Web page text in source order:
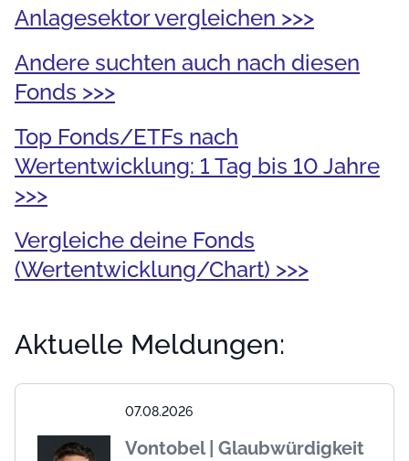
Anlagesektor vergleichen >>>
Andere suchten auch nach diesen
Fonds >>>
Top Fonds/ETFs nach
Wertentwicklung: 1 Tag bis 10 Jahre
>>>
Vergleiche deine Fonds
(Wertentwicklung/Chart) >>>
Aktuelle Meldungen:
07.08.2026
Vontobel | Glaubwürdigkeit